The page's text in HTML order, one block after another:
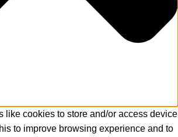
like cookies to store and/or access device
to improve browsing experience and to